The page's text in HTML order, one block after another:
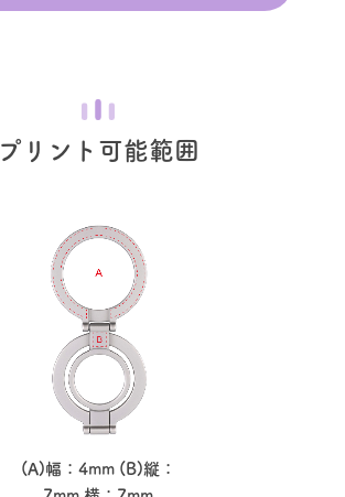
プリント可能範囲
(A)幅：4mm (B)縦：